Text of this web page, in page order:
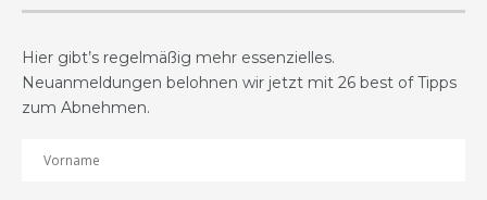
Hier gibt’s regelmäßig mehr essenzielles.
Neuanmeldungen belohnen wir jetzt mit 26 best of Tipps
zum Abnehmen.